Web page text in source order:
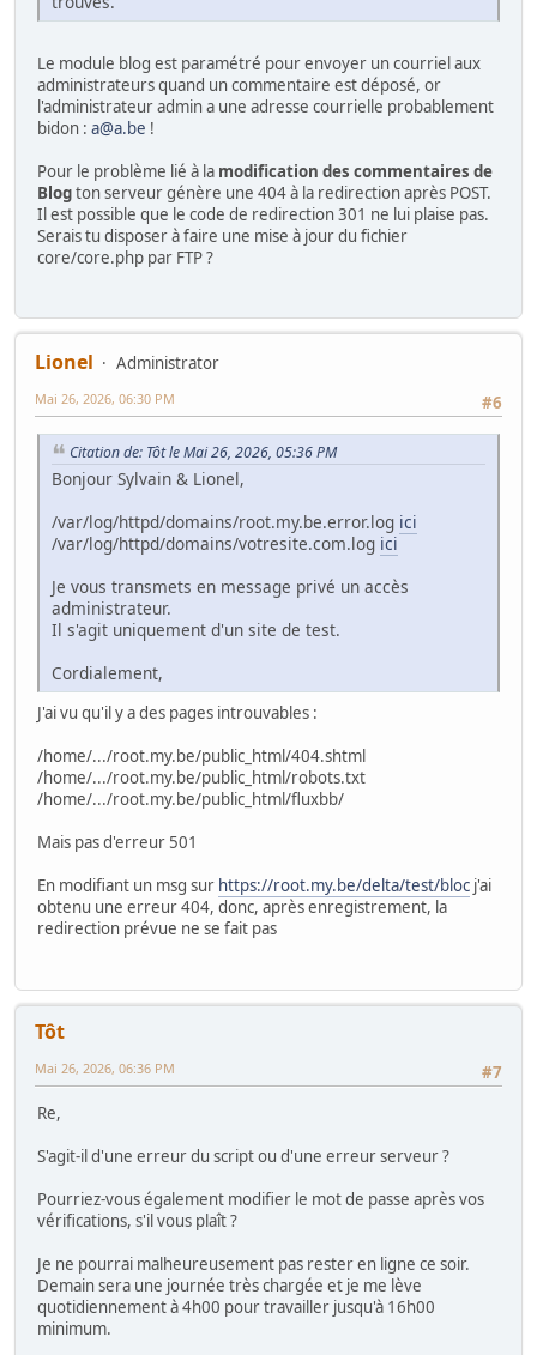
Le module blog est paramétré pour envoyer un courriel aux
administrateurs quand un commentaire est déposé, or
l'administrateur admin a une adresse courrielle probablement
bidon : a@a.be !
Pour le problème lié à la modification des commentaires de
Blogton serveur génère une 404 à la redirection après POST.
Il est possible que le code de redirection 301 ne lui plaise pas.
Serais tu disposer à faire une mise à jour du fichier
core/core.php par FTP ?
Lionel
Administrator
#6
Mai 26, 2026, 06:30 PM
Citation de: Tôt le Mai 26, 2026, 05:36 PM
Bonjour Sylvain & Lionel,
/var/log/httpd/domains/root.my.be.error.log ici
/var/log/httpd/domains/votresite.com.log ici
Je vous transmets en message privé un accès
administrateur.
Il s'agit uniquement d'un site de test.
Cordialement,
J'ai vu qu'il y a des pages introuvables :
/home/.../root.my.be/public_html/404.shtml
/home/.../root.my.be/public_html/robots.txt
/home/.../root.my.be/public_html/fluxbb/
Mais pas d'erreur 501
En modifiant un msg sur https://root.my.be/delta/test/bloc j'ai
obtenu une erreur 404, donc, après enregistrement, la
redirection prévue ne se fait pas
Tôt
#7
Mai 26, 2026, 06:36 PM
Re,
S'agit-il d'une erreur du script ou d'une erreur serveur ?
Pourriez-vous également modifier le mot de passe après vos
vérifications, s'il vous plaît ?
Je ne pourrai malheureusement pas rester en ligne ce soir.
Demain sera une journée très chargée et je me lève
quotidiennement à 4h00 pour travailler jusqu'à 16h00
minimum.